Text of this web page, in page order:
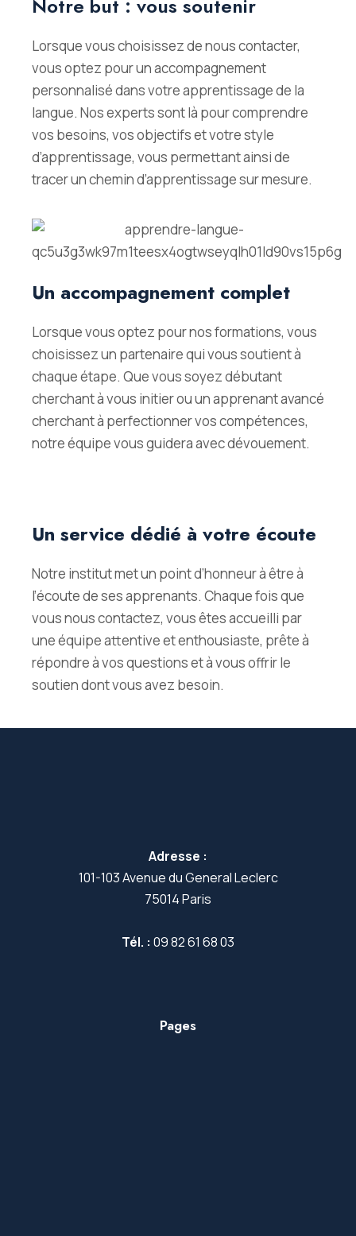
Notre but : vous soutenir
Lorsque vous choisissez de nous contacter,
vous optez pour un accompagnement
personnalisé dans votre apprentissage de la
langue. Nos experts sont là pour comprendre
vos besoins, vos objectifs et votre style
d’apprentissage, vous permettant ainsi de
tracer un chemin d’apprentissage sur mesure.
Un accompagnement complet
Lorsque vous optez pour nos formations, vous
choisissez un partenaire qui vous soutient à
chaque étape. Que vous soyez débutant
cherchant à vous initier ou un apprenant avancé
cherchant à perfectionner vos compétences,
notre équipe vous guidera avec dévouement.
Un service dédié à votre écoute
Notre institut met un point d’honneur à être à
l’écoute de ses apprenants. Chaque fois que
vous nous contactez, vous êtes accueilli par
une équipe attentive et enthousiaste, prête à
répondre à vos questions et à vous offrir le
soutien dont vous avez besoin.
Adresse :
101-103 Avenue du General Leclerc
75014 Paris
Tél. : 09 82 61 68 03
Pages